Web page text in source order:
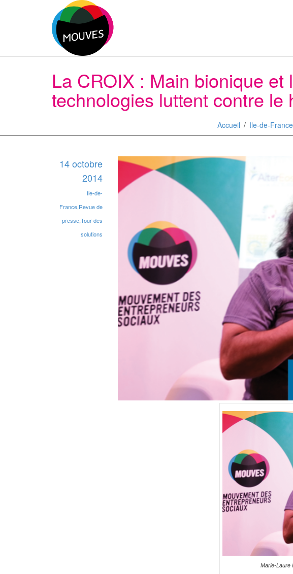
La CROIX : Main bionique
technologies luttent contre le
Accueil Ile-de-France
14 octobre
2014
Ile-de-
France,Revue de
presse,Tour des
solutions
Marie-Laure